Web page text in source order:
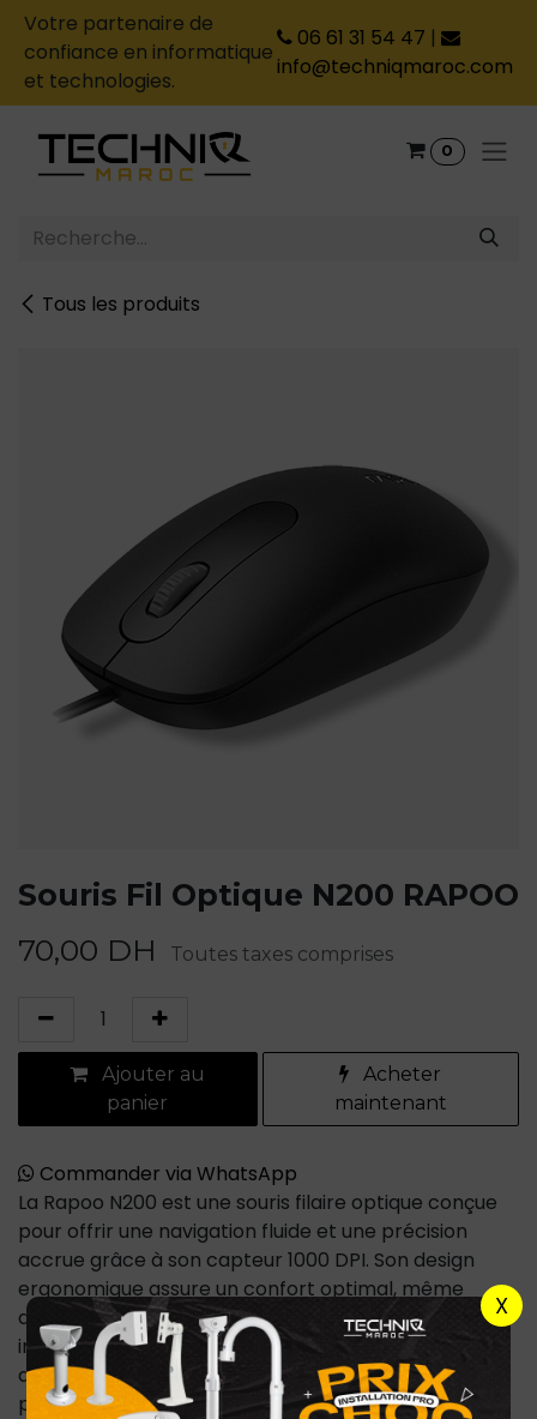
X
Votre partenaire de
confiance en informatique
et technologies.
06 61 31 54 47 |
info@techniqmaroc.com
0
Tous les produits
Souris Fil Optique N200 RAPOO
70,00 DH Toutes taxes comprises
Ajouter au
panier
Acheter
maintenant
Commander via WhatsApp
La Rapoo N200 est une souris filaire optique conçue
pour offrir une navigation fluide et une précision
accrue grâce à son capteur 1000 DPI. Son design
ergonomique assure un confort optimal, même
après de longues heures d'utilisation. Avec une
installation simple via USB et une molette de
défilement antidérapante, cette souris est idéale
pour le bureau, l’étude ou le gaming occasionnel.